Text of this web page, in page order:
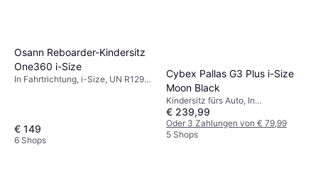
Osann Reboarder-Kindersitz
One360 i-Size
In Fahrtrichtung, i-Size, UN R129,
Waschbarer Bezug
€ 149
6 Shops
Cybex Pallas G3 Plus i-Size
Moon Black
Kindersitz fürs Auto, In
Fahrtrichtung, i-Size
€ 239,99
Oder 3 Zahlungen von € 79,99
5 Shops